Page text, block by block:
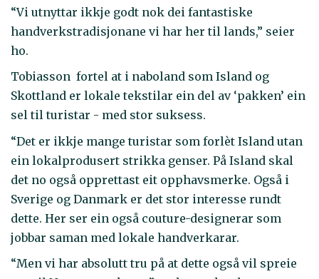
“Vi utnyttar ikkje godt nok dei fantastiske
handverkstradisjonane vi har her til lands,” seier
ho.
Tobiasson fortel at i naboland som Island og
Skottland er lokale tekstilar ein del av ‘pakken’ ein
sel til turistar - med stor suksess.
“Det er ikkje mange turistar som forlèt Island utan
ein lokalprodusert strikka genser. På Island skal
det no også opprettast eit opphavsmerke. Også i
Sverige og Danmark er det stor interesse rundt
dette. Her ser ein også couture-designerar som
jobbar saman med lokale handverkarar.
“Men vi har absolutt tru på at dette også vil spreie